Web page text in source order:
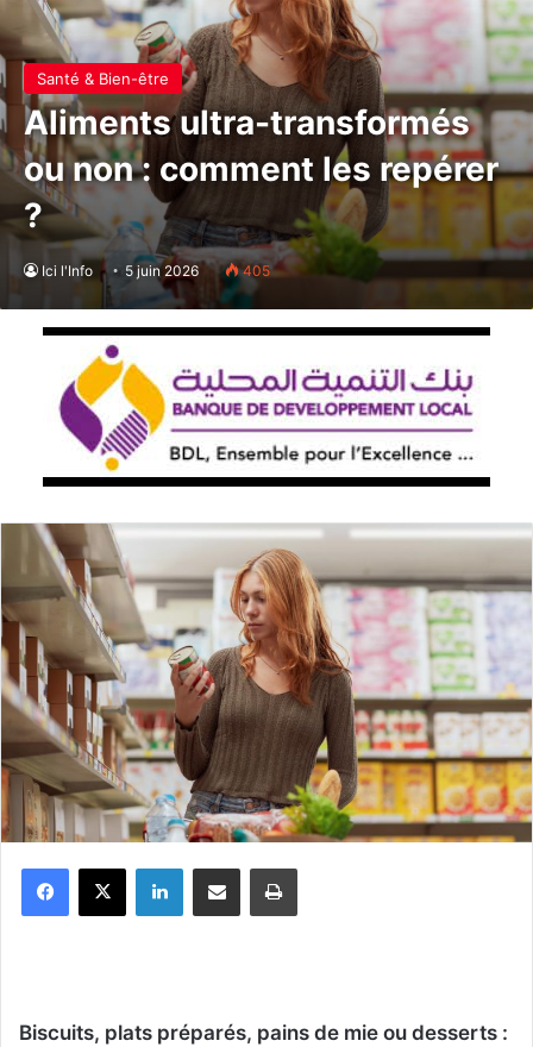
Santé & Bien-être
Aliments ultra-transformés
ou non : comment les repérer
?
Ici l'Info 5 juin 2026 405
Biscuits, plats préparés, pains de mie ou desserts :